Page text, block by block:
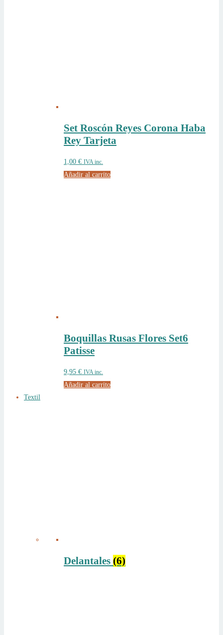
Set Roscón Reyes Corona Haba
Rey Tarjeta
1,00 € IVA inc.
Añadir al carrito
Boquillas Rusas Flores Set6
Patisse
9,95 € IVA inc.
Añadir al carrito
Textil
Delantales (6)